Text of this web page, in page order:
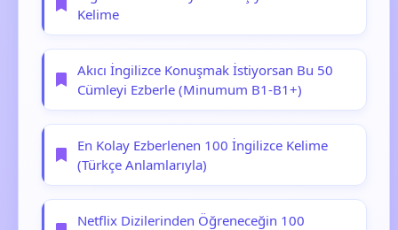
Kelime
Akıcı İngilizce Konuşmak İstiyorsan Bu 50
Cümleyi Ezberle (Minumum B1-B1+)
En Kolay Ezberlenen 100 İngilizce Kelime
(Türkçe Anlamlarıyla)
Netflix Dizilerinden Öğreneceğin 100